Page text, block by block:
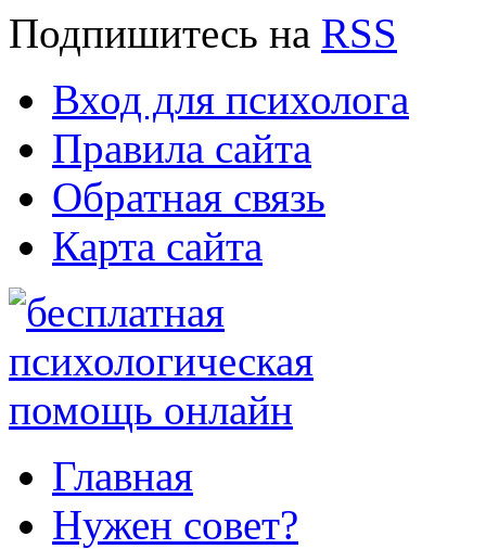
Подпишитесь на RSS
Вход для психолога
Правила сайта
Обратная связь
Карта сайта
Главная
Нужен совет?